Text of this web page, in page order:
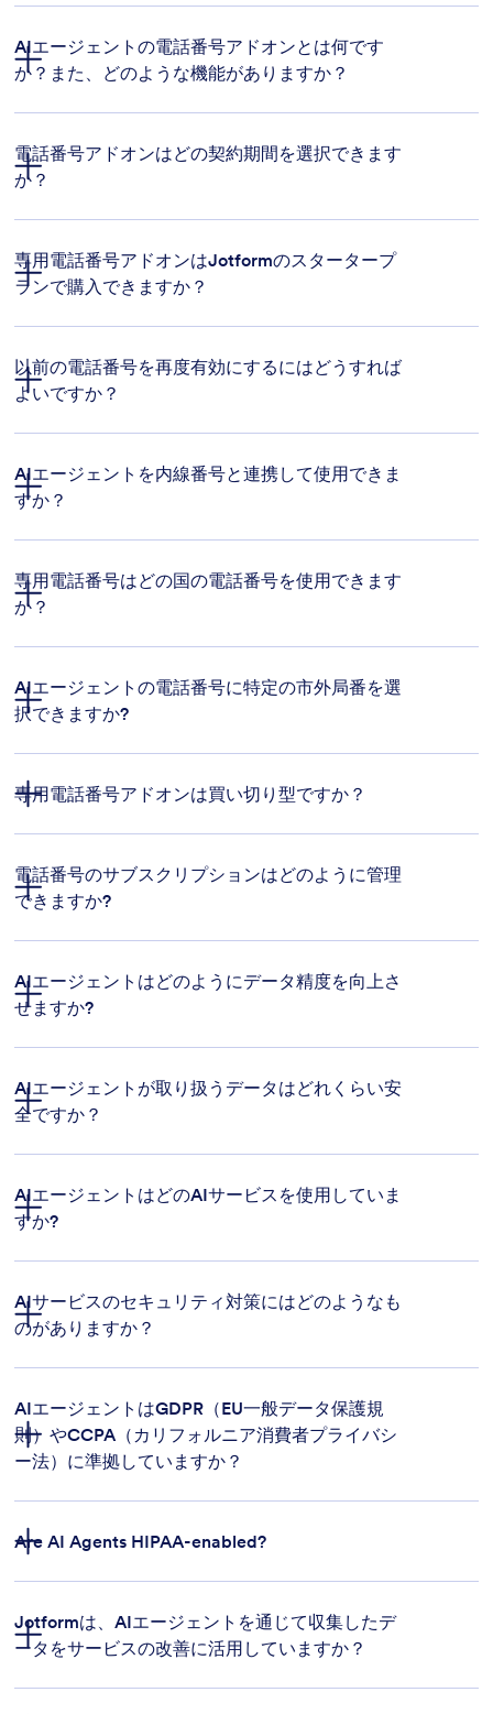
署名済みドキュメントの上限:
投稿の総ストレージ
アップロードスペース:
HIPAAコンプライアンス機能:
ゴールドプランおよびエンタープライズプランでのみ
Jotformブランディング：
ガイド
AIエージェントの電話番号アドオンとは何です
か？また、どのような機能がありますか？
電話番号アドオンはどの契約期間を選択できます
か？
専用電話番号アドオンはJotformのスタータープ
ランで購入できますか？
以前の電話番号を再度有効にするにはどうすれば
よいですか？
AIエージェントを内線番号と連携して使用できま
すか？
専用電話番号はどの国の電話番号を使用できます
か？
AIエージェントの電話番号に特定の市外局番を選
択できますか?
専用電話番号アドオンは買い切り型ですか？
電話番号のサブスクリプションはどのように管理
できますか?
AIエージェントはどのようにデータ精度を向上さ
せますか?
AIエージェントが取り扱うデータはどれくらい安
全ですか？
AIエージェントはどのAIサービスを使用していま
すか?
AIサービスのセキュリティ対策にはどのようなも
のがありますか？
AIエージェントはGDPR（EU一般データ保護規
則）やCCPA（カリフォルニア消費者プライバシ
ー法）に準拠していますか？
Are AI Agents HIPAA-enabled?
Jotformは、AIエージェントを通じて収集したデ
ータをサービスの改善に活用していますか？